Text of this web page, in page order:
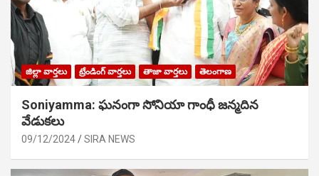
జిల్లా వార్తలు ట్రేండింగ్ వార్తలు తాజా వార్తలు తెలంగాణ
Soniyamma: ఘ‌నంగా సోనియా గాంధీ జ‌న్మ‌దిన
వేడుక‌లు
09/12/2024 SIRA NEWS